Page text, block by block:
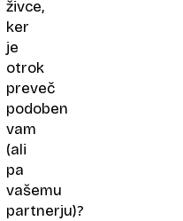
živce,
ker
je
otrok
preveč
podoben
vam
(ali
pa
vašemu
partnerju)?